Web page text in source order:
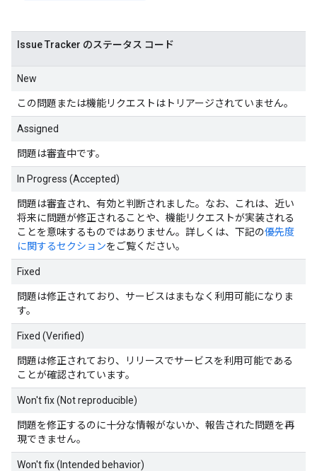
Issue Tracker のステータス コード
New
この問題または機能リクエストはトリアージされていません。
Assigned
問題は審査中です。
In Progress (Accepted)
問題は審査され、有効と判断されました。なお、これは、近い
将来に問題が修正されることや、機能リクエストが実装される
ことを意味するものではありません。詳しくは、下記の優先度
に関するセクションをご覧ください。
Fixed
問題は修正されており、サービスはまもなく利用可能になりま
す。
Fixed (Verified)
問題は修正されており、リリースでサービスを利用可能である
ことが確認されています。
Won't fix (Not reproducible)
問題を修正するのに十分な情報がないか、報告された問題を再
現できません。
Won't fix (Intended behavior)